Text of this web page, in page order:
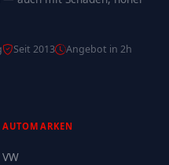
Seit 2013 Angebot in 2h
AUTOMARKEN
VW